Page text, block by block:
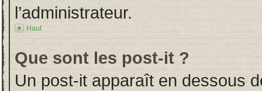
l’administrateur.
Haut
Que sont les post-it ?
Un post-it apparaît en dessous